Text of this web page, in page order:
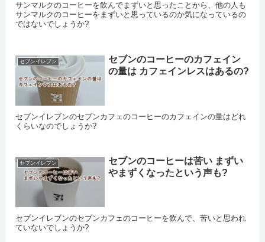
サンマルクのコーヒーを飲んでまずいと思ったことから、他の人も
サンマルクのコーヒーをまずいと思っているのか気になっているの
ではないでしょうか?
セブンイレブン
セブンのコーヒーのカフェイン
の量は カフェインレスはあるの?
セブンイレブンのセブンカフェのコーヒーのカフェインの量はどれ
くらいなのでしょうか?
セブンイレブン
セブンのコーヒーは苦い まずい
やまずくなったという声も?
セブンイレブンのセブンカフェのコーヒーを飲んで、苦いと思われ
ていないでしょうか?